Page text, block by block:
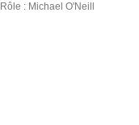
Rôle : Michael O'Neill